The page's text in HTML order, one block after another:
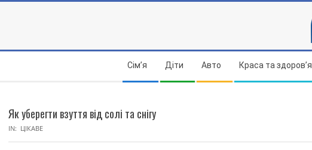
Сім’я Діти Авто Краса та здоров’я
Як уберегти взуття від солі та снігу
IN: ЦІКАВЕ